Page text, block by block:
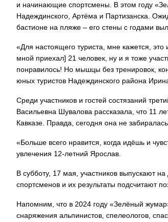
и начинающие спортсмены. В этом году
Надеждинского, Артёма и Партизанска.
бастионе на пляже – его стены с годами
«Для настоящего туриста, мне кажется,
мной приехал] 21 человек, ну и я тоже
понравилось! Но мышцы без тренировок,
юных туристов Надеждинского района
Среди участников и гостей состязаний
Васильевна Шувалова рассказала, что 11
Кавказе. Правда, сегодня она не
«Больше всего нравится, когда идёшь и
увлечения 12-летний Ярослав.
В субботу, 17 мая, участников выпускают
спортсменов и их результаты подсчитают
Напомним, что в 2024 году «Зелёный
снаряжения альпинистов, спелеологов,